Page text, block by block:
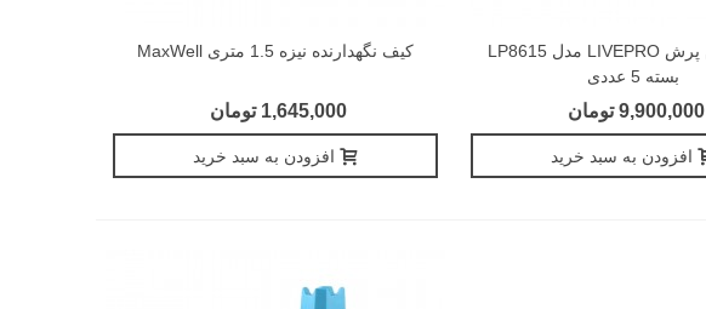
مانع تمرین پرش LIVEPRO مدل LP8615
بسته 5 عددی
9,900,000 تومان
افزودن به سبد خرید
کیف نگهدارنده نیزه 1.5 متری MaxWell
1,645,000 تومان
افزودن به سبد خرید